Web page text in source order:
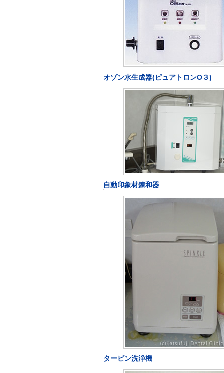
オゾン水生成器(ピュアトロンO３)
自動印象材錬和器
タービン洗浄機